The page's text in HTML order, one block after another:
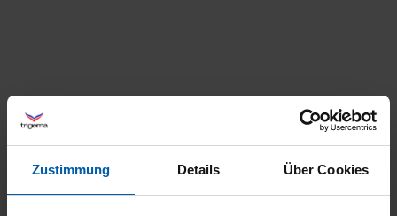
Zustimmung Details Über Cookies